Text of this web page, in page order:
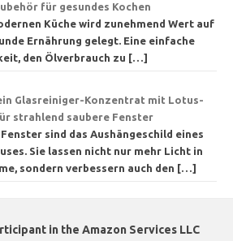
für gesundes Kochen
Küche wird zunehmend Wert auf
Ernährung gelegt. Eine einfache
den Ölverbrauch zu […]
Glasreiniger-Konzentrat mit Lotus-
strahlend saubere Fenster
sind das Aushängeschild eines
Sie lassen nicht nur mehr Licht in
sondern verbessern auch den […]
in the Amazon Services LLC